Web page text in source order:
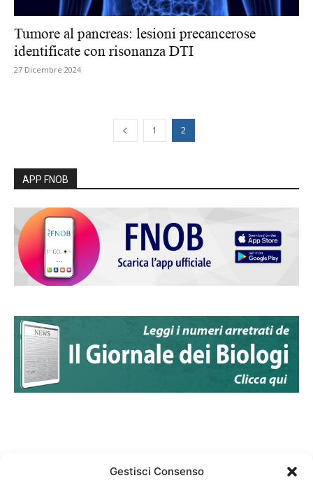
Gestisci Consenso
Tumore al pancreas: lesioni precancerose
identificate con risonanza DTI
27 Dicembre 2024
1 2
APP FNOB